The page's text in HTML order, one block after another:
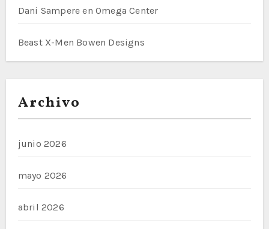
Dani Sampere en Omega Center
Beast X-Men Bowen Designs
Archivo
junio 2026
mayo 2026
abril 2026